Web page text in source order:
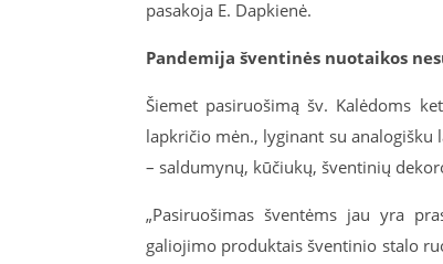
pasakoja E. Dapkienė.
Pandemija šventinės nuotaikos
Šiemet pasiruošimą šv. Kalėdoms
lapkričio mėn., lyginant su
– saldumynų, kūčiukų, šventinių
„Pasiruošimas šventėms jau yra
galiojimo produktais šventinio stalo